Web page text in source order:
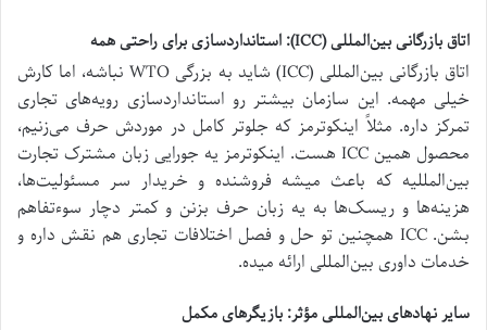
اتاق بازرگانی بین‌المللی (ICC): استانداردسازی برای راحتی همه
اتاق بازرگانی بین‌المللی (ICC) شاید به بزرگی WTO نباشه، اما کارش
خیلی مهمه. این سازمان بیشتر رو استانداردسازی رویه‌های تجاری
تمرکز داره. مثلاً اینکوترمز که جلوتر کامل در موردش حرف می‌زنیم،
محصول همین ICC هست. اینکوترمز یه جورایی زبان مشترک تجارت
بین‌المللیه که باعث میشه فروشنده و خریدار سر مسئولیت‌ها،
هزینه‌ها و ریسک‌ها به یه زبان حرف بزنن و کمتر دچار سوءتفاهم
بشن. ICC همچنین تو حل و فصل اختلافات تجاری هم نقش داره و
خدمات داوری بین‌المللی ارائه میده.
سایر نهادهای بین‌المللی مؤثر: بازیگرهای مکمل